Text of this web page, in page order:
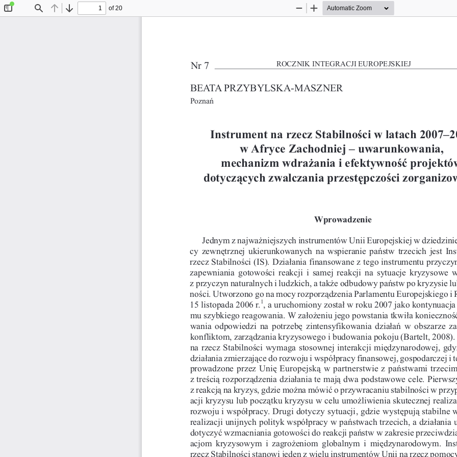
Find Previous
Next
of 20
Zoom
Zoom
BEATA PRZYBYLSKA-MASZNER
Poznañ
Instrument na rzecz Stabilnoœci w latach
w Afryce Zachodniej – uwarunkowania,
mechanizm wdra¿ania i efektywnoœæ
dotycz¹cych zwalczania przestêpczoœci
Wprowadzenie
Jednym z najwa¿niejszych instrumentów Unii Europejskiej w
cy  zewnêtrznej  ukierunkowanych  na  wspieranie  pañstw  trzecich  jest
rzecz Stabilnoœci (IS). Dzia³ania finansowane z tego instrumentu
zapewniania  gotowoœci  reakcji  i  samej  reakcji  na  sytuacje  kryzysowe
z przyczyn naturalnych i ludzkich, a tak¿e odbudowy pañstw po kryzysie
noœci. Utworzono go na mocy rozporz¹dzenia Parlamentu Europejskiego i
15 listopada 2006 r. 1, a uruchomiony zosta³ w roku 2007 jako
mu szybkiego reagowania. W za³o¿eniu jego powstania tkwi³a
wania  odpowiedzi  na  potrzebê  zintensyfikowania  dzia³añ  w  obszarze
konfliktom, zarz¹dzania kryzysowego i budowania pokoju (Bartelt,
na rzecz Stabilnoœci wymaga stosownej interakcji miêdzynarodowej,
dzia³ania zmierzaj¹ce do rozwoju i wspó³pracy finansowej, gospodarczej i
prowadzone przez Uniê Europejsk¹ w partnerstwie z pañstwami
z treœci¹ rozporz¹dzenia dzia³ania te maj¹ dwa podstawowe cele.
z reakcj¹ na kryzys, gdzie mo¿na mówiæ o przywracaniu stabilnoœci w
acji kryzysu lub pocz¹tku kryzysu w celu umo¿liwienia skutecznej
rozwoju i wspó³pracy. Drugi dotyczy sytuacji, gdzie wystêpuj¹ stabilne
realizacji unijnych polityk wspó³pracy w pañstwach trzecich, a dzia³ania
dotyczyæ wzmacniania gotowoœci do reakcji pañstw w zakresie
acjom  kryzysowym  i  zagro¿eniom  globalnym  i  miêdzynarodowym.
rzecz Stabilnoœci stanowi jeden z wielu instrumentów Unii na rzecz
Nr 7 ROCZNIK INTEGRACJI EUROPEJSKIEJ